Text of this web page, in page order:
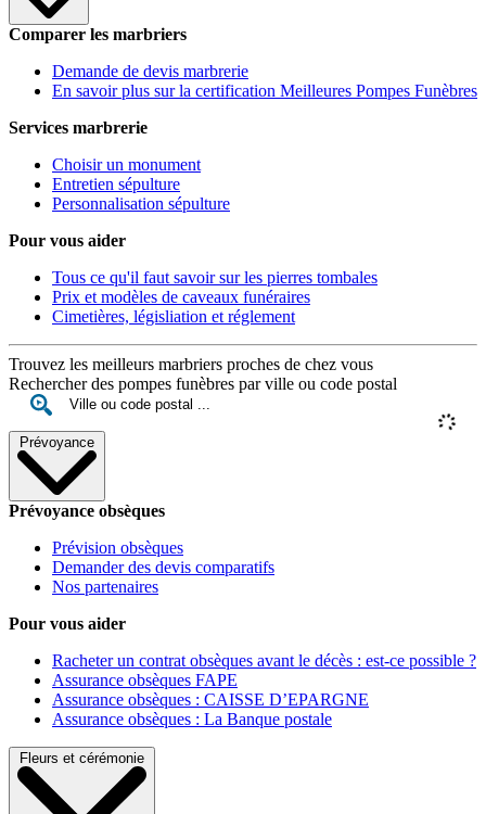
Comparer les marbriers
Demande de devis marbrerie
En savoir plus sur la certification Meilleures Pompes Funèbres
Services marbrerie
Choisir un monument
Entretien sépulture
Personnalisation sépulture
Pour vous aider
Tous ce qu'il faut savoir sur les pierres tombales
Prix et modèles de caveaux funéraires
Cimetières, législiation et réglement
Trouvez les meilleurs marbriers proches de chez vous
Rechercher des pompes funèbres par ville ou code postal
Prévoyance
Prévoyance obsèques
Prévision obsèques
Demander des devis comparatifs
Nos partenaires
Pour vous aider
Racheter un contrat obsèques avant le décès : est-ce possible ?
Assurance obsèques FAPE
Assurance obsèques : CAISSE D’EPARGNE
Assurance obsèques : La Banque postale
Fleurs et cérémonie